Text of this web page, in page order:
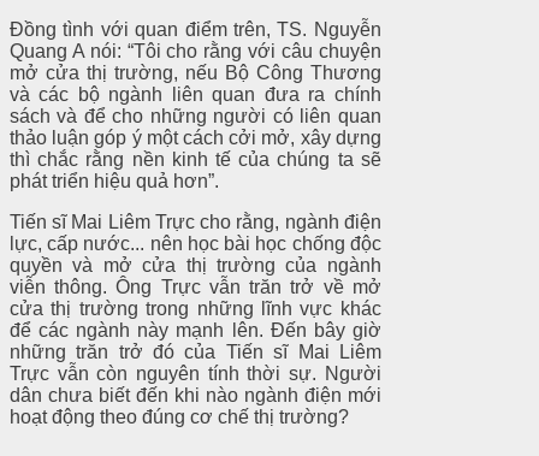
Đồng tình với quan điểm trên, TS. Nguyễn
Quang A nói: “Tôi cho rằng với câu chuyện
mở cửa thị trường, nếu Bộ Công Thương
và các bộ ngành liên quan đưa ra chính
sách và để cho những người có liên quan
thảo luận góp ý một cách cởi mở, xây dựng
thì chắc rằng nền kinh tế của chúng ta sẽ
phát triển hiệu quả hơn”.
Tiến sĩ Mai Liêm Trực cho rằng, ngành điện
lực, cấp nước... nên học bài học chống độc
quyền và mở cửa thị trường của ngành
viễn thông. Ông Trực vẫn trăn trở về mở
cửa thị trường trong những lĩnh vực khác
để các ngành này mạnh lên. Đến bây giờ
những trăn trở đó của Tiến sĩ Mai Liêm
Trực vẫn còn nguyên tính thời sự. Người
dân chưa biết đến khi nào ngành điện mới
hoạt động theo đúng cơ chế thị trường?